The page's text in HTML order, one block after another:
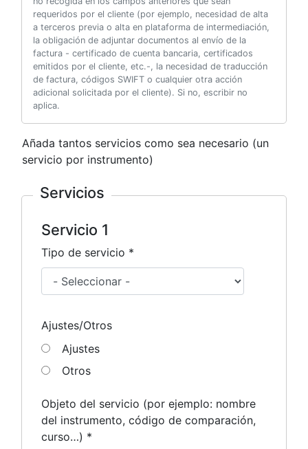
requeridos por el cliente (por ejemplo, necesidad de alta
a terceros previa o alta en plataforma de intermediación,
la obligación de adjuntar documentos al envío de la
factura - certificado de cuenta bancaria, certificados
emitidos por el cliente, etc.-, la necesidad de traducción
de factura, códigos SWIFT o cualquier otra acción
adicional solicitada por el cliente). Si no, escribir no
aplica.
Añada tantos servicios como sea necesario (un
servicio por instrumento)
Servicios
Servicio 1
Tipo de servicio *
Tipo de servicio *
Ajustes/Otros
Ajustes
Otros
Objeto del servicio (por ejemplo: nombre
del instrumento, código de comparación,
curso…) *